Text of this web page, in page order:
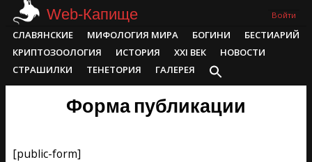
Skip
Web-Капище Войти
Primary
Navigation
Menu
СЛАВЯНСКИЕ МИФОЛОГИЯ МИРА БОГИНИ
БЕСТИАРИЙ
КРИПТОЗООЛОГИЯ
ИСТОРИЯ XXI ВЕК
НОВОСТИ
СТРАШИЛКИ
ТЕНЕТОРИЯ ГАЛЕРЕЯ
Форма публикации
[public-form]